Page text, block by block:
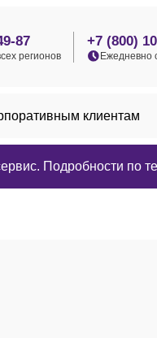
87
регионов
+7 (800)
Ежедневно
клиентам
Подробности по